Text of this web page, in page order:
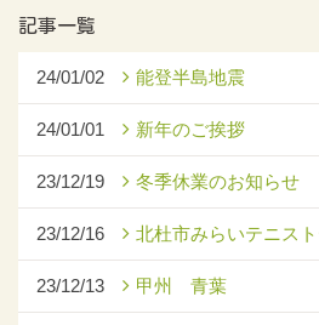
記事一覧
24/01/02 能登半島地震
24/01/01 新年のご挨拶
23/12/19 冬季休業のお知らせ
23/12/16 北杜市みらいテニス
23/12/13 甲州 青葉